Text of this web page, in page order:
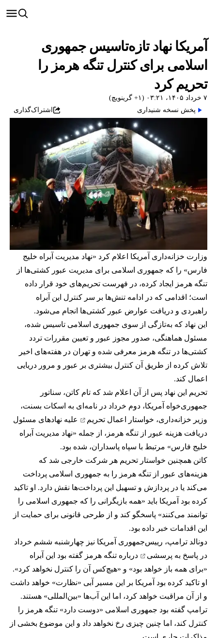
آمریکا نهاد تازه‌تاسیس جمهوری
اسلامی برای کنترل تنگه هرمز را
تحریم کرد
۷ خرداد ۱۴۰۵، ۰۳:۲۱ (‎+۱ گرینویچ)
پخش نسخه شنیداری
اشتراک‌گذاری
وزارت خزانه‌داری آمریکا اعلام کرد «نهاد مدیریت آبراه خلیج
فارس» را که جمهوری اسلامی برای مدیریت عبور کشتی‌ها از
تنگه هرمز ایجاد کرده، در فهرست تحریم‌های خود قرار داده
است؛ اقدامی که در ادامه تنش‌ها بر سر کنترل این آبراه
راهبردی و دریافت عوارض عبور کشتی‌ها انجام می‌شود.
این نهاد که به‌تازگی از سوی جمهوری اسلامی تاسیس شده،
مسئول هماهنگی، صدور مجوز عبور و تعیین مقررات تردد
کشتی‌ها در تنگه هرمز معرفی شده و تهران در هفته‌های اخیر
تلاش کرده از طریق آن کنترل بیشتری بر عبور و مرور دریایی
اعمال کند.
تحریم این نهاد پس از آن اعلام شد که تام کاتن، سناتور
جمهوری‌خواه آمریکا، دوم خرداد در نامه‌ای به اسکات بسنت،
وزیر خزانه‌داری، خواستار اعمال تحریم
علیه نهادهای مسئول
دریافت هزینه عبور از تنگه هرمز، از جمله «نهاد مدیریت آبراه
خلیج فارس» مرتبط با سپاه پاسداران، شده بود.
کاتن همچنین خواستار تحریم هر شرکت خارجی شد که
هزینه‌های عبور از تنگه هرمز را به جمهوری اسلامی پرداخت
می‌کند یا در پردازش و تسهیل این پرداخت‌ها نقش دارد. او تاکید
کرده بود آمریکا باید «همه بازیگرانی را که جمهوری اسلامی را
توانمند می‌کنند» پاسخگو کند و از طرحی قانونی برای حمایت از
این اقدامات خبر داده بود.
دونالد ترامپ، رییس‌جمهوری آمریکا نیز چهارشنبه ششم خرداد
در پاسخ به پرسشی
درباره تنگه هرمز گفته بود این آبراه
«برای همه باز خواهد بود» و «هیچ‌کس آن را کنترل نخواهد کرد».
او تاکید کرده بود آمریکا بر این مسیر آبی «نظارت» خواهد داشت
و از آن مراقبت خواهد کرد، اما این آب‌ها «بین‌المللی» هستند.
ترامپ گفته بود جمهوری اسلامی «دوست دارد» تنگه هرمز را
کنترل کند، اما چنین چیزی رخ نخواهد داد و این موضوع بخشی از